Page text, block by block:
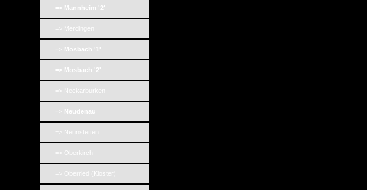
=> Mannheim '2'
=> Merdingen
=> Mosbach '1'
=> Mosbach '2'
=> Neckarburken
=> Neudenau
=> Neunstetten
=> Oberkirch
=> Oberried (Kloster)